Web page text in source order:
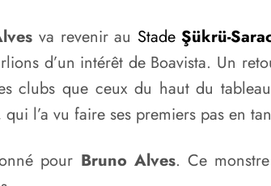
va revenir au StadeŞükrü-
d’un intérêt de Boavista. Un
clubs que ceux du haut du
l’a vu faire ses premiers pas en
pour Bruno Alves. Ce